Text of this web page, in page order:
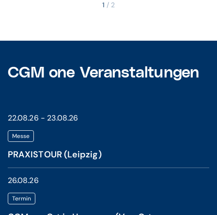
1 / 2
CGM one Veranstaltungen
22.08.26 - 23.08.26
Messe
PRAXISTOUR (Leipzig)
26.08.26
Termin